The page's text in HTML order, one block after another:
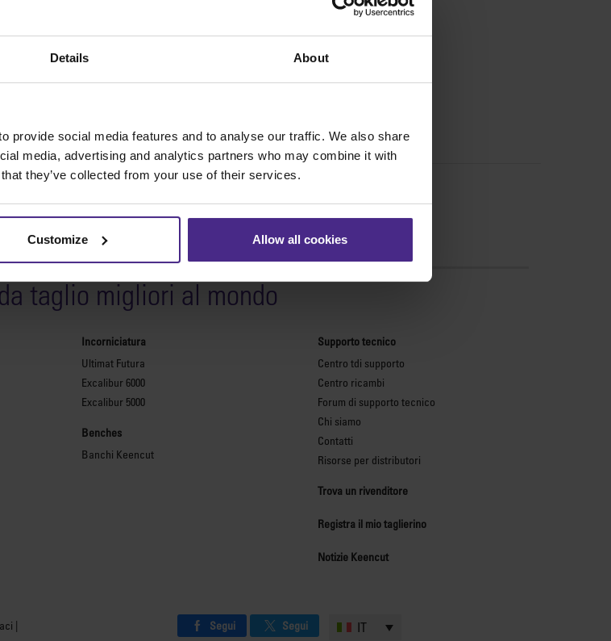
Details About
provide social media features and to analyse our traffic. We also share
media, advertising and analytics partners who may combine it with
they’ve collected from your use of their services.
Customize Allow all cookies
SKU:SILYR
taglio migliori al mondo
Incorniciatura
Ultimat Futura
Excalibur 6000
Excalibur 5000
Benches
Banchi Keencut
Supporto tecnico
Centro tdi supporto
Centro ricambi
Forum di supporto tecnico
Chi siamo
Contatti
Risorse per distributori
Trova un rivenditore
Registra il mio taglierino
Notizie Keencut
Segui Segui IT